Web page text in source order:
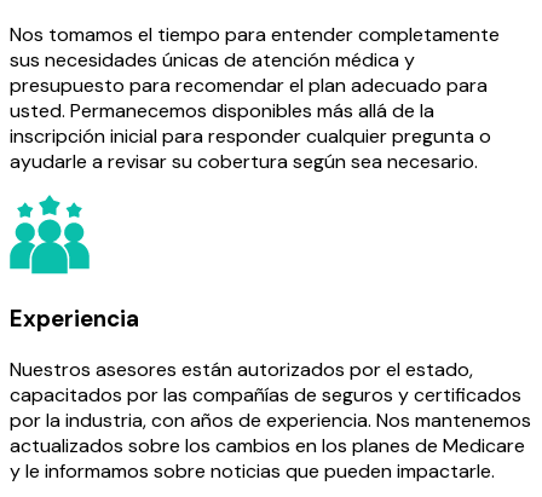
Nos tomamos el tiempo para entender completamente
sus necesidades únicas de atención médica y
presupuesto para recomendar el plan adecuado para
usted. Permanecemos disponibles más allá de la
inscripción inicial para responder cualquier pregunta o
ayudarle a revisar su cobertura según sea necesario.
Experiencia
Nuestros asesores están autorizados por el estado,
capacitados por las compañías de seguros y certificados
por la industria, con años de experiencia. Nos mantenemos
actualizados sobre los cambios en los planes de Medicare
y le informamos sobre noticias que pueden impactarle.